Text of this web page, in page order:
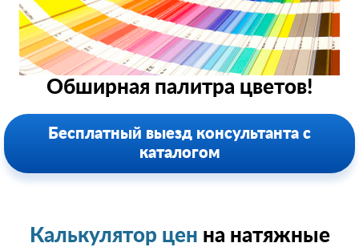
Обширная палитра цветов!
Бесплатный выезд консультанта с
каталогом
Калькулятор цен на натяжные